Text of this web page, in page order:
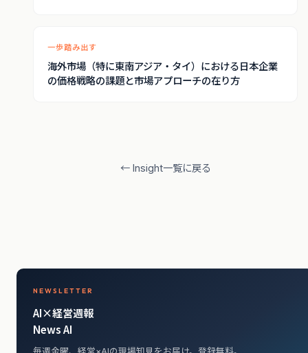
一歩踏み出す
海外市場（特に東南アジア・タイ）における日本企業
の価格戦略の課題と市場アプローチの在り方
← Insight一覧に戻る
NEWSLETTER
AI×経営週報
News AI